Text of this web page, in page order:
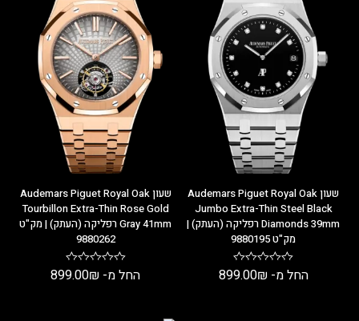
שעון Audemars Piguet Royal Oak
Jumbo Extra-Thin Steel Black
Diamonds 39mm רפליקה (העתק) |
מק"ט 9880195
החל מ- 899.00₪
שעון Audemars Piguet Royal Oak
Tourbillon Extra-Thin Rose Gold
Gray 41mm רפליקה (העתק) | מק"ט
9880262
החל מ- 899.00₪